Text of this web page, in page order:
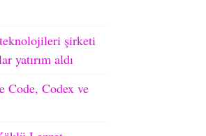
şirketi
yatırım aldı
Code, Codex ve